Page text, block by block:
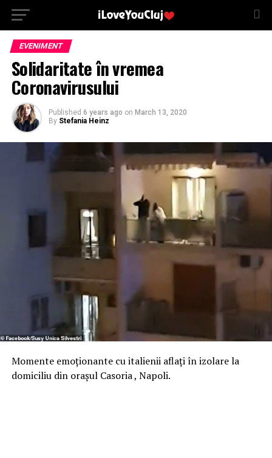
EVENIMENT
Solidaritate în vremea
Coronavirusului
Published 6 years ago on March 13, 2020
By Stefania Heinz
Momente emoționante cu italienii aflați în izolare la
domiciliu din orașul Casoria , Napoli.